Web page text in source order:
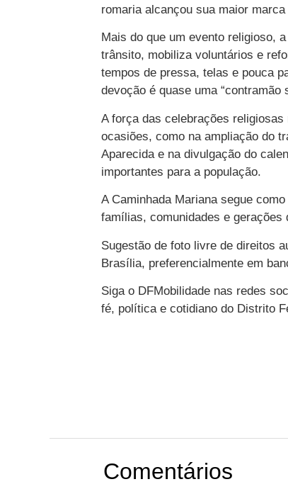
romaria alcançou sua maior
Mais do que um evento religioso,
trânsito, mobiliza voluntários e
tempos de pressa, telas e pouca
devoção é quase uma “contramão
A força das celebrações
ocasiões, como na ampliação do
Aparecida e na divulgação do
importantes para a população.
A Caminhada Mariana segue
famílias, comunidades e
Sugestão de foto livre de direitos
Brasília, preferencialmente em
Siga o DFMobilidade nas redes
fé, política e cotidiano do Distrito
Comentários